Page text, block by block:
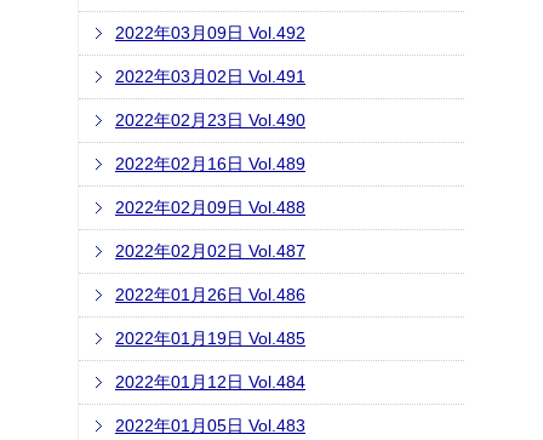
2022年03月09日 Vol.492
2022年03月02日 Vol.491
2022年02月23日 Vol.490
2022年02月16日 Vol.489
2022年02月09日 Vol.488
2022年02月02日 Vol.487
2022年01月26日 Vol.486
2022年01月19日 Vol.485
2022年01月12日 Vol.484
2022年01月05日 Vol.483